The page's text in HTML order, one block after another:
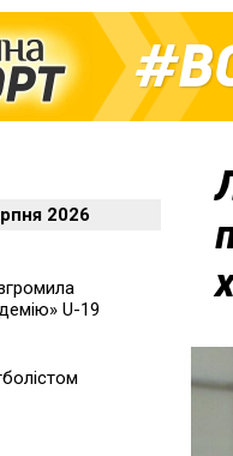
2026
U-19